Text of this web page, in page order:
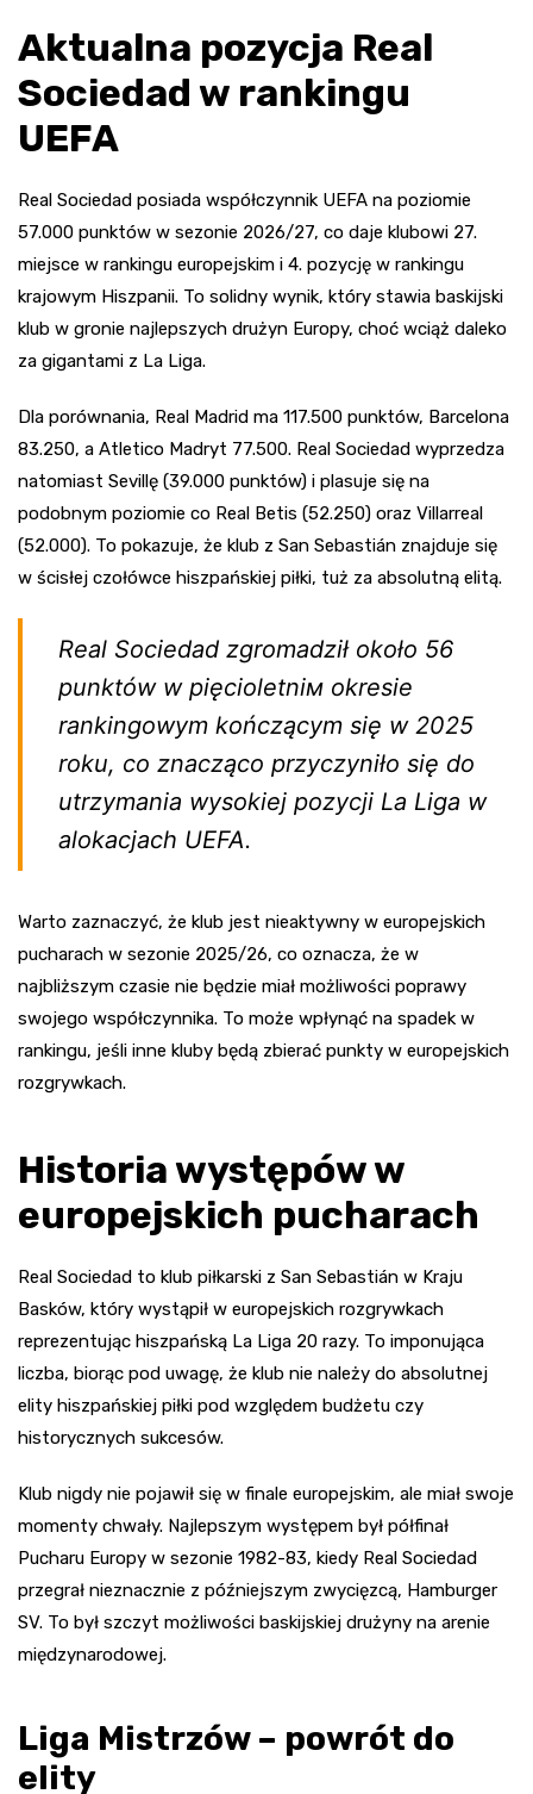
Aktualna pozycja Real
Sociedad w rankingu
UEFA
Real Sociedad posiada współczynnik UEFA na poziomie
57.000 punktów w sezonie 2026/27, co daje klubowi 27.
miejsce w rankingu europejskim i 4. pozycję w rankingu
krajowym Hiszpanii. To solidny wynik, który stawia baskijski
klub w gronie najlepszych drużyn Europy, choć wciąż daleko
za gigantami z La Liga.
Dla porównania, Real Madrid ma 117.500 punktów, Barcelona
83.250, a Atletico Madryt 77.500. Real Sociedad wyprzedza
natomiast Sevillę (39.000 punktów) i plasuje się na
podobnym poziomie co Real Betis (52.250) oraz Villarreal
(52.000). To pokazuje, że klub z San Sebastián znajduje się
w ścisłej czołówce hiszpańskiej piłki, tuż za absolutną elitą.
Real Sociedad zgromadził około 56
punktów w pięcioletnім okresie
rankingowym kończącym się w 2025
roku, co znacząco przyczyniło się do
utrzymania wysokiej pozycji La Liga w
alokacjach UEFA.
Warto zaznaczyć, że klub jest nieaktywny w europejskich
pucharach w sezonie 2025/26, co oznacza, że w
najbliższym czasie nie będzie miał możliwości poprawy
swojego współczynnika. To może wpłynąć na spadek w
rankingu, jeśli inne kluby będą zbierać punkty w europejskich
rozgrywkach.
Historia występów w
europejskich pucharach
Real Sociedad to klub piłkarski z San Sebastián w Kraju
Basków, który wystąpił w europejskich rozgrywkach
reprezentując hiszpańską La Liga 20 razy. To imponująca
liczba, biorąc pod uwagę, że klub nie należy do absolutnej
elity hiszpańskiej piłki pod względem budżetu czy
historycznych sukcesów.
Klub nigdy nie pojawił się w finale europejskim, ale miał swoje
momenty chwały. Najlepszym występem był półfinał
Pucharu Europy w sezonie 1982-83, kiedy Real Sociedad
przegrał nieznacznie z późniejszym zwycięzcą, Hamburger
SV. To był szczyt możliwości baskijskiej drużyny na arenie
międzynarodowej.
Liga Mistrzów – powrót do
elity